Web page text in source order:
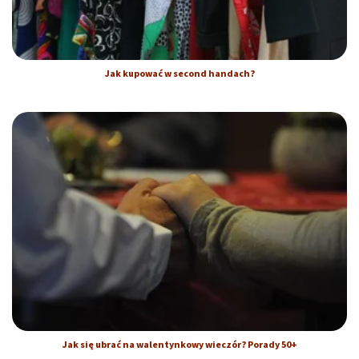
Jak kupować w second handach?
Jak się ubrać na walentynkowy wieczór? Porady 50+